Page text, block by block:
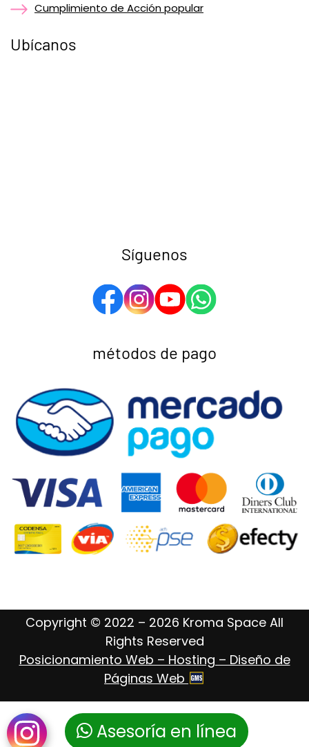
Asesoría en línea
Cumplimiento de Acción popular
Ubícanos
Síguenos
métodos de pago
Copyright © 2022 – 2026 Kroma Space All
Rights Reserved
Posicionamiento Web – Hosting – Diseño de
Páginas Web